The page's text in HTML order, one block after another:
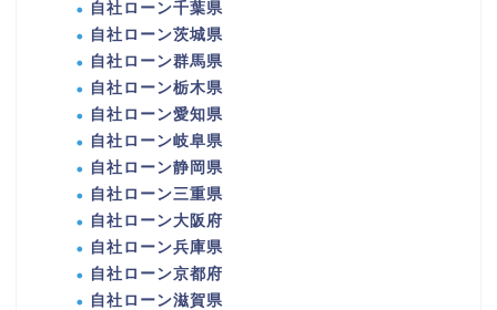
自社ローン千葉県
自社ローン茨城県
自社ローン群馬県
自社ローン栃木県
自社ローン愛知県
自社ローン岐阜県
自社ローン静岡県
自社ローン三重県
自社ローン大阪府
自社ローン兵庫県
自社ローン京都府
自社ローン滋賀県